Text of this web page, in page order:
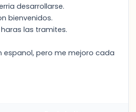
desarrollarse.
bienvenidos.
las tramites.
espanol, pero me mejoro cada